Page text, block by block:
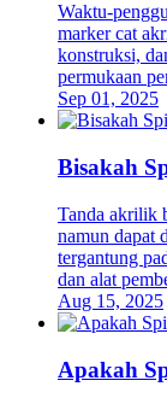
Waktu-
marker cat
konstruksi,
permukaan
Sep 01, 2025
Bisakah
Tanda akrilik
namun dapat
tergantung
dan alat
Aug 15, 2025
Apakah